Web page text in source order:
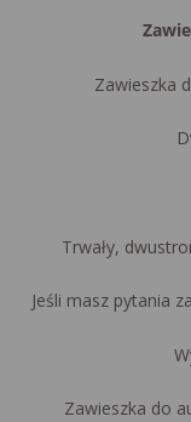
Zawieszka
Trwały,
Jeśli masz pytania
Zawieszka do